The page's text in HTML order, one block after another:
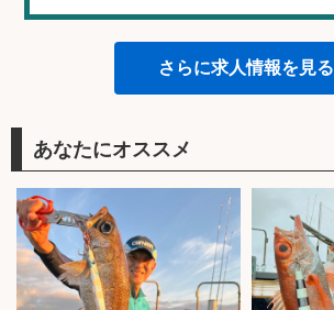
さらに求人情報を見る
あなたにオススメ